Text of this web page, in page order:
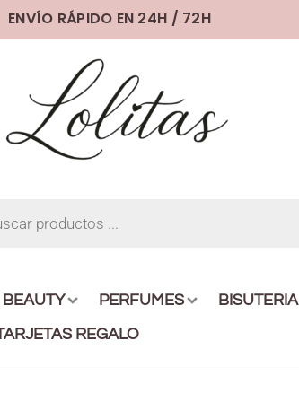
ENVÍO RÁPIDO EN 24H / 72H
BEAUTY PERFUMES BISUTERIA
REGALO